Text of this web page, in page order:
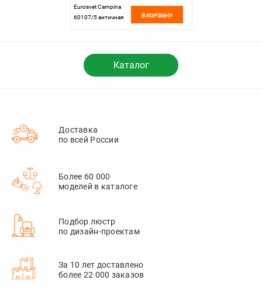
Eurosvet Campina
60107/5 античная
В КОРЗИНУ
Каталог
Доставка
по всей России
Более 60 000
моделей в каталоге
Подбор люстр
по дизайн-проектам
За 10 лет доставлено
более 22 000 заказов